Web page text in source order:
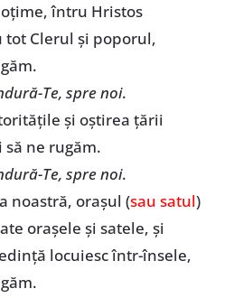
întru Hristos
Clerul și poporul,
Te, spre noi.
și oștirea țării
ne rugăm.
Te, spre noi.
noastră, orașul (sau satul)
orașele și satele, și
locuiesc într-însele,